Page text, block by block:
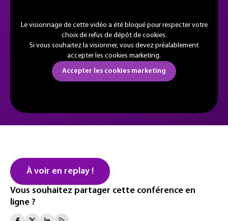
Le visionnage de cette vidéo a été bloqué pour respecter votre
choix de refus de dépôt de cookies.
Si vous souhaitez la visionner, vous devez préalablement
accepter les cookies marketing.
Accepter les cookies marketing
À voir en replay !
Vous souhaitez partager cette conférence en
ligne ?